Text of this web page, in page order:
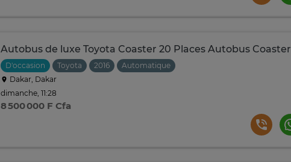
Autobus de luxe Toyota Coaster 20 Places Autobus Coaster
D'occasion Toyota 2016
Automatique
Dakar, Dakar
dimanche, 11:28
8 500 000 F Cfa